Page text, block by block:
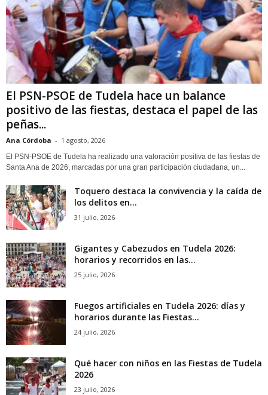
El PSN-PSOE de Tudela hace un balance
positivo de las fiestas, destaca el papel de las
peñas...
Ana Córdoba - 1 agosto, 2026
El PSN-PSOE de Tudela ha realizado una valoración positiva de las fiestas de
Santa Ana de 2026, marcadas por una gran participación ciudadana, un...
Toquero destaca la convivencia y la caída de
los delitos en...
31 julio, 2026
Gigantes y Cabezudos en Tudela 2026:
horarios y recorridos en las...
25 julio, 2026
Fuegos artificiales en Tudela 2026: días y
horarios durante las Fiestas...
24 julio, 2026
Qué hacer con niños en las Fiestas de Tudela
2026
23 julio, 2026